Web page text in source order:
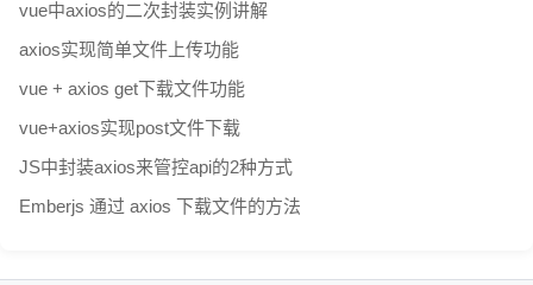
vue中axios的二次封装实例讲解
axios实现简单文件上传功能
vue + axios get下载文件功能
vue+axios实现post文件下载
JS中封装axios来管控api的2种方式
Emberjs 通过 axios 下载文件的方法